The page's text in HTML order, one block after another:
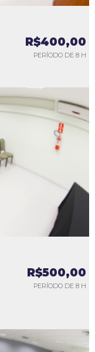
R$400,00
PERÍODO DE 8 H
R$500,00
PERÍODO DE 8 H